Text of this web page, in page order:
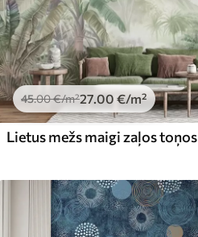
45.00€/m²27.00 €/m²
Lietus mežs maigi zaļos toņos